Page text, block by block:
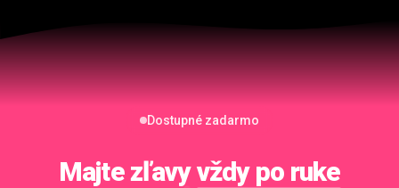
Dostupné zadarmo
Majte zľavyvždy po ruke